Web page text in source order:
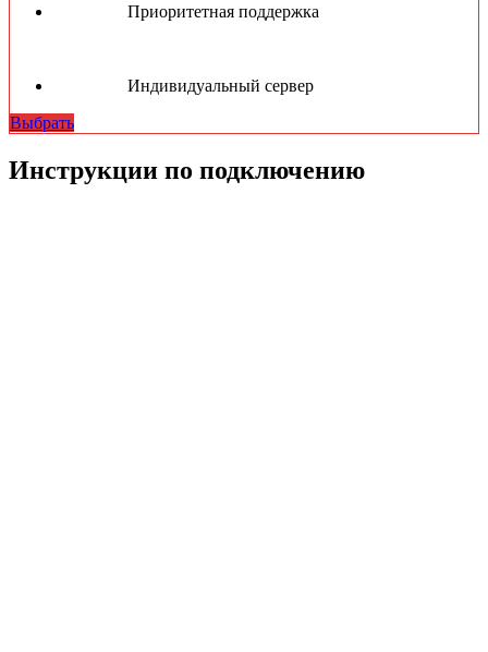
Приоритетная поддержка
Индивидуальный сервер
Выбрать
Инструкции по подключению